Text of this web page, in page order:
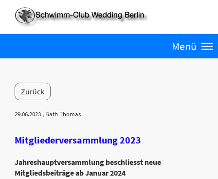
Menü
Zurück
29.06.2023 , Bath Thomas
Mitgliederversammlung 2023
Jahreshauptversammlung beschliesst neue
Mitgliedsbeiträge ab Januar 2024